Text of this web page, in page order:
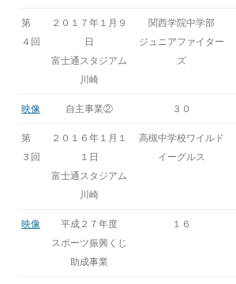
第
４回
２０１７年１月９
日
富士通スタジアム
川崎
関西学院中学部
ジュニアファイター
ズ
映像 自主事業② ３０
第
３回
２０１６年１月１
１日
富士通スタジアム
川崎
高槻中学校ワイルド
イーグルス
映像
平成２７年度
スポーツ振興くじ
助成事業
１６